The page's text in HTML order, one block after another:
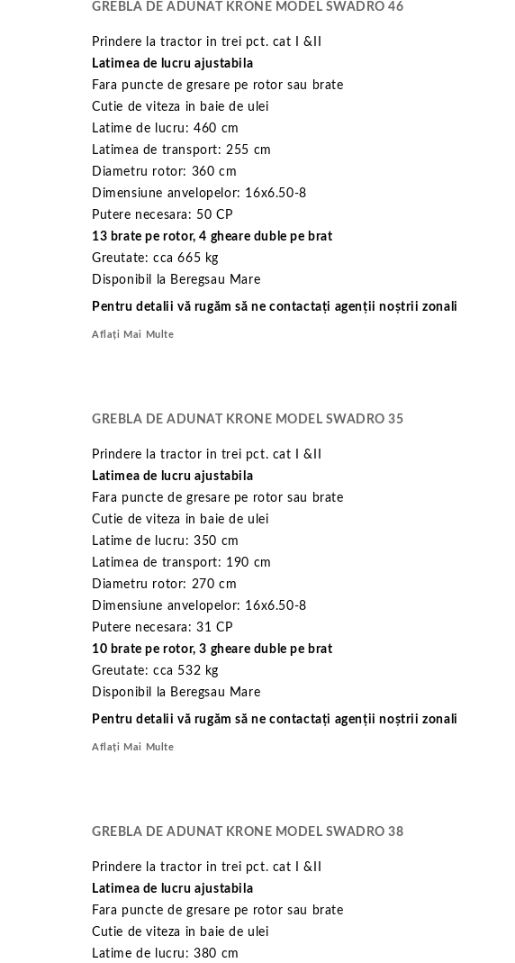
GREBLA DE ADUNAT KRONE MODEL SWADRO 46
Prindere la tractor in trei pct. cat I &II
Latimea de lucru ajustabila
Fara puncte de gresare pe rotor sau brate
Cutie de viteza in baie de ulei
Latime de lucru: 460 cm
Latimea de transport: 255 cm
Diametru rotor: 360 cm
Dimensiune anvelopelor: 16x6.50-8
Putere necesara: 50 CP
13 brate pe rotor, 4 gheare duble pe brat
Greutate: cca 665 kg
Disponibil la Beregsau Mare
Pentru detalii vă rugăm să ne contactați agenții noștrii zonali
Aflați Mai Multe
GREBLA DE ADUNAT KRONE MODEL SWADRO 35
Prindere la tractor in trei pct. cat I &II
Latimea de lucru ajustabila
Fara puncte de gresare pe rotor sau brate
Cutie de viteza in baie de ulei
Latime de lucru: 350 cm
Latimea de transport: 190 cm
Diametru rotor: 270 cm
Dimensiune anvelopelor: 16x6.50-8
Putere necesara: 31 CP
10 brate pe rotor, 3 gheare duble pe brat
Greutate: cca 532 kg
Disponibil la Beregsau Mare
Pentru detalii vă rugăm să ne contactați agenții noștrii zonali
Aflați Mai Multe
GREBLA DE ADUNAT KRONE MODEL SWADRO 38
Prindere la tractor in trei pct. cat I &II
Latimea de lucru ajustabila
Fara puncte de gresare pe rotor sau brate
Cutie de viteza in baie de ulei
Latime de lucru: 380 cm